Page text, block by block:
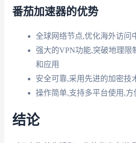
番茄加速器的优势
全球网络节点,优化海外访问
强大的VPN功能,突破地理限
和应用
安全可靠,采用先进的加密技
操作简单,支持多平台使用,方
结论